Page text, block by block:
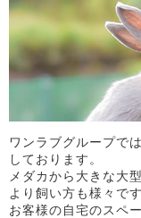
ワンラブグループで
しております。
メダカから大きな大
より飼い方も様々です
お客様の自宅のスペ